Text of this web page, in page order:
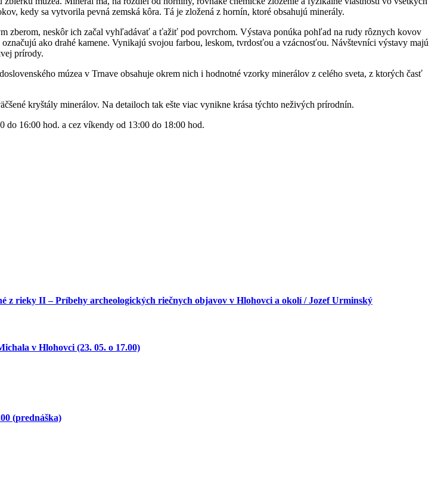
kedy sa vytvorila pevná zemská kôra. Tá je zložená z hornín, ktoré obsahujú minerály.
zberom, neskôr ich začal vyhľadávať a ťažiť pod povrchom. Výstava ponúka pohľad na rudy rôznych kovov
ako drahé kamene. Vynikajú svojou farbou, leskom, tvrdosťou a vzácnosťou. Návštevníci výstavy majú
prírody.
múzea v Trnave obsahuje okrem nich i hodnot­né vzorky minerálov z celého sveta, z ktorých časť
kryštály minerálov. Na detailoch tak ešte viac vynikne krása týchto neživých prírodnín.
do 16:00 hod. a cez víkendy od 13:00 do 18:00 hod.
z rieky II – Príbehy archeologických riečnych objavov v Hlohovci a okolí / Jozef Urminský
v Hlohovci (23. 05. o 17.00)
(prednáška)